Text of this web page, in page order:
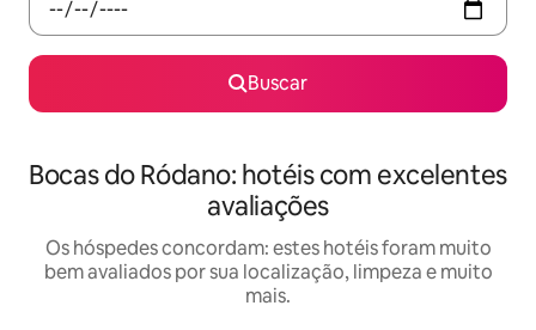
Buscar
Bocas do Ródano: hotéis com excelentes
avaliações
Os hóspedes concordam: estes hotéis foram muito
bem avaliados por sua localização, limpeza e muito
mais.